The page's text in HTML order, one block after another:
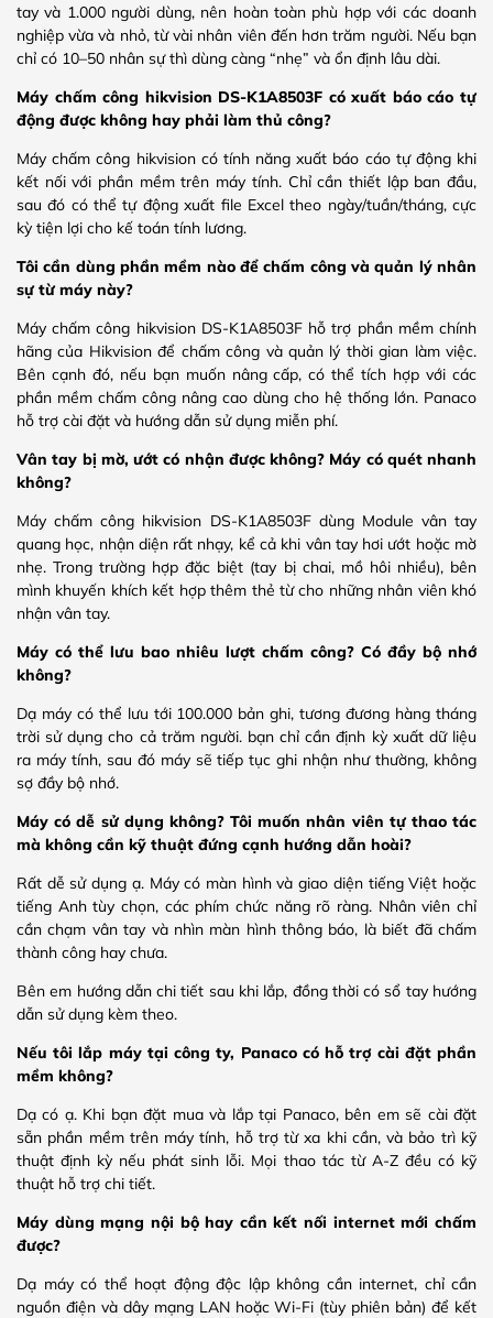
tay và 1.000 người dùng, nên hoàn toàn phù hợp với các doanh
nghiệp vừa và nhỏ, từ vài nhân viên đến hơn trăm người. Nếu bạn
chỉ có 10–50 nhân sự thì dùng càng “nhẹ” và ổn định lâu dài.
Máy chấm công hikvision DS-K1A8503F có xuất báo cáo tự
động được không hay phải làm thủ công?
Máy chấm công hikvision có tính năng xuất báo cáo tự động khi
kết nối với phần mềm trên máy tính. Chỉ cần thiết lập ban đầu,
sau đó có thể tự động xuất file Excel theo ngày/tuần/tháng, cực
kỳ tiện lợi cho kế toán tính lương.
Tôi cần dùng phần mềm nào để chấm công và quản lý nhân
sự từ máy này?
Máy chấm công hikvision DS-K1A8503F hỗ trợ phần mềm chính
hãng của Hikvision để chấm công và quản lý thời gian làm việc.
Bên cạnh đó, nếu bạn muốn nâng cấp, có thể tích hợp với các
phần mềm chấm công nâng cao dùng cho hệ thống lớn. Panaco
hỗ trợ cài đặt và hướng dẫn sử dụng miễn phí.
Vân tay bị mờ, ướt có nhận được không? Máy có quét nhanh
không?
Máy chấm công hikvision DS-K1A8503F dùng Module vân tay
quang học, nhận diện rất nhạy, kể cả khi vân tay hơi ướt hoặc mờ
nhẹ. Trong trường hợp đặc biệt (tay bị chai, mồ hôi nhiều), bên
mình khuyến khích kết hợp thêm thẻ từ cho những nhân viên khó
nhận vân tay.
Máy có thể lưu bao nhiêu lượt chấm công? Có đầy bộ nhớ
không?
Dạ máy có thể lưu tới 100.000 bản ghi, tương đương hàng tháng
trời sử dụng cho cả trăm người. bạn chỉ cần định kỳ xuất dữ liệu
ra máy tính, sau đó máy sẽ tiếp tục ghi nhận như thường, không
sợ đầy bộ nhớ.
Máy có dễ sử dụng không? Tôi muốn nhân viên tự thao tác
mà không cần kỹ thuật đứng cạnh hướng dẫn hoài?
Rất dễ sử dụng ạ. Máy có màn hình và giao diện tiếng Việt hoặc
tiếng Anh tùy chọn, các phím chức năng rõ ràng. Nhân viên chỉ
cần chạm vân tay và nhìn màn hình thông báo, là biết đã chấm
thành công hay chưa.
Bên em hướng dẫn chi tiết sau khi lắp, đồng thời có sổ tay hướng
dẫn sử dụng kèm theo.
Nếu tôi lắp máy tại công ty, Panaco có hỗ trợ cài đặt phần
mềm không?
Dạ có ạ. Khi bạn đặt mua và lắp tại Panaco, bên em sẽ cài đặt
sẵn phần mềm trên máy tính, hỗ trợ từ xa khi cần, và bảo trì kỹ
thuật định kỳ nếu phát sinh lỗi. Mọi thao tác từ A-Z đều có kỹ
thuật hỗ trợ chi tiết.
Máy dùng mạng nội bộ hay cần kết nối internet mới chấm
được?
Dạ máy có thể hoạt động độc lập không cần internet, chỉ cần
nguồn điện và dây mạng LAN hoặc Wi-Fi (tùy phiên bản) để kết